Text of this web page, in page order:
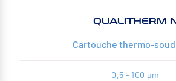
QUALITHERM
Cartouche thermo-
0,5 - 100 µm